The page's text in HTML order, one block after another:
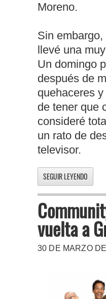
Moreno.
Sin
llevé una
Un domingo
después de
quehaceres
de tener que
consideré
un rato de
televisor.
SEGUIR LEYENDO
vuelta a
30 DE MARZO